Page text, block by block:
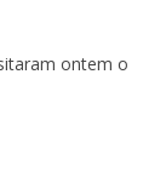
ontem o